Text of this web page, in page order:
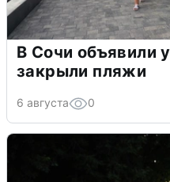
В Сочи объявили
закрыли пляжи
6 августа 0